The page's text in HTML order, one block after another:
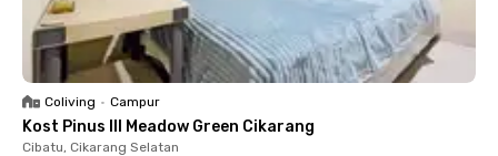
Coliving • Campur
Kost Pinus III Meadow Green Cikarang
Cibatu, Cikarang Selatan